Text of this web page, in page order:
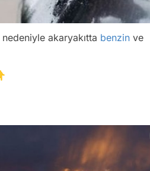
akaryakıtta benzin ve